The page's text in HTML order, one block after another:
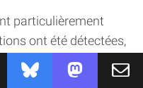
particulièrement
ont été détectées,
sa
historique afin de